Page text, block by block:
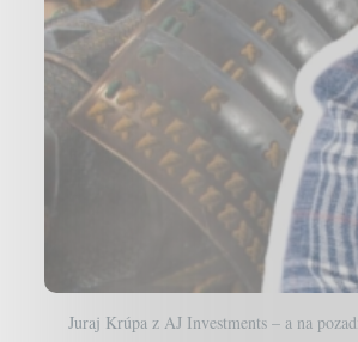
Juraj Krúpa z AJ Investments – a na